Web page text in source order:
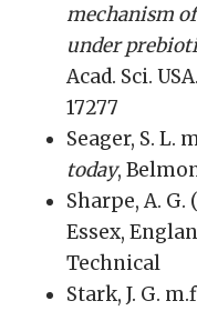
mechanism
under
Acad. Sci.
17277
Seager, S. L.
today,
Sharpe, A. G.
Essex,
Technical
Stark, J. G.